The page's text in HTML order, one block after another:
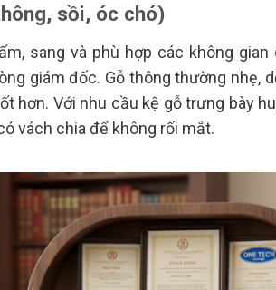
sồi, óc chó)
sang và phù hợp các không
giám đốc. Gỗ thông thường nhẹ,
hơn. Với nhu cầu kệ gỗ trưng bày
vách chia để không rối mắt.